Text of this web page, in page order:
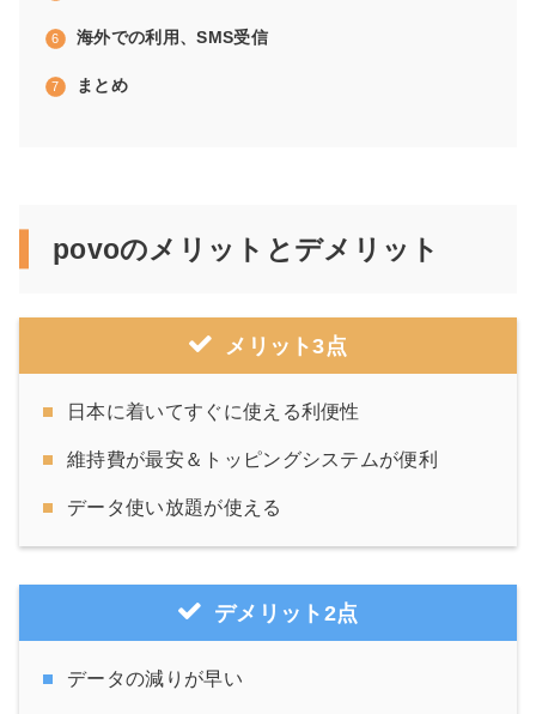
海外での利用、SMS受信
まとめ
povoのメリットとデメリット
メリット3点
日本に着いてすぐに使える利便性
維持費が最安＆トッピングシステムが便利
データ使い放題が使える
デメリット2点
データの減りが早い